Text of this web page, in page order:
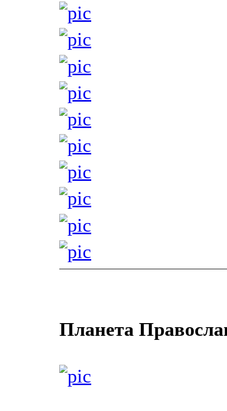
Планета